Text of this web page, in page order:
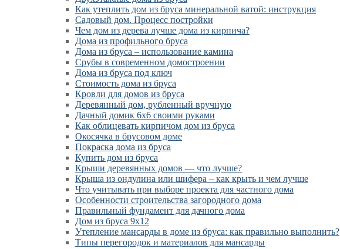
Как утеплить дом из бруса минеральной ватой: инструкция
Садовый дом. Процесс постройки
Чем дом из дерева лучше дома из кирпича?
Дома из профильного бруса
Дома из бруса – использование камина
Срубы в современном домостроении
Дома из бруса под ключ
Стоимость дома из бруса
Кровли для домов из бруса
Деревянный дом, рубленный вручную
Дачный домик 6х6 своими руками
Как облицевать кирпичом дом из бруса
Окосячка в брусовом доме
Покраска дома из бруса
Купить дом из бруса
Крыши деревянных домов — что лучше?
Крыша из ондулина или шифера – как крыть и чем лучше
Что учитывать при выборе проекта для частного дома
Особенности строительства загородного дома
Правильный фундамент для дачного дома
Дом из бруса 9х12
Утепление мансарды в доме из бруса: как правильно выполнить?
Типы перегородок и материалов для мансарды